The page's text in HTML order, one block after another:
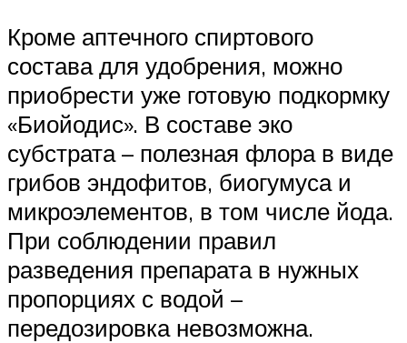
Кроме аптечного спиртового
состава для удобрения, можно
приобрести уже готовую подкормку
«Биойодис». В составе эко
субстрата – полезная флора в виде
грибов эндофитов, биогумуса и
микроэлементов, в том числе йода.
При соблюдении правил
разведения препарата в нужных
пропорциях с водой –
передозировка невозможна.